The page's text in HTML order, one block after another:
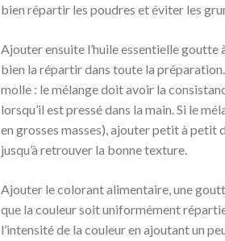
bien répartir les poudres et éviter les
Ajouter ensuite l’huile essentielle
bien la répartir dans toute la préparation.
molle : le mélange doit avoir la
lorsqu’il est pressé dans la main. Si le
en grosses masses), ajouter petit à petit
jusqu’à retrouver la bonne texture.
Ajouter le colorant alimentaire, une
que la couleur soit uniformément
l’intensité de la couleur en ajoutant un